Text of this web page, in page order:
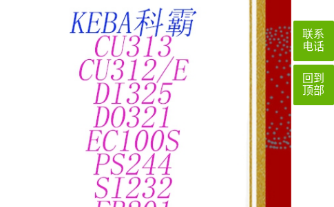
联系
电话
回到
顶部